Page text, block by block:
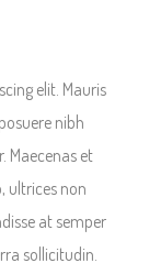
elit. Mauris
nibh
Maecenas et
ultrices non
at semper
sollicitudin.